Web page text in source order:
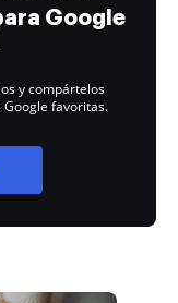
Google
y compártelos
favoritas.